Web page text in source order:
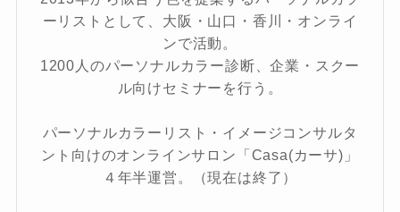
ーリストとして、大阪・山口・香川・オンライ
ンで活動。
1200人のパーソナルカラー診断、企業・スクー
ル向けセミナーを行う。
パーソナルカラーリスト・イメージコンサルタ
ント向けのオンラインサロン「Casa(カーサ)」
４年半運営。（現在は終了）